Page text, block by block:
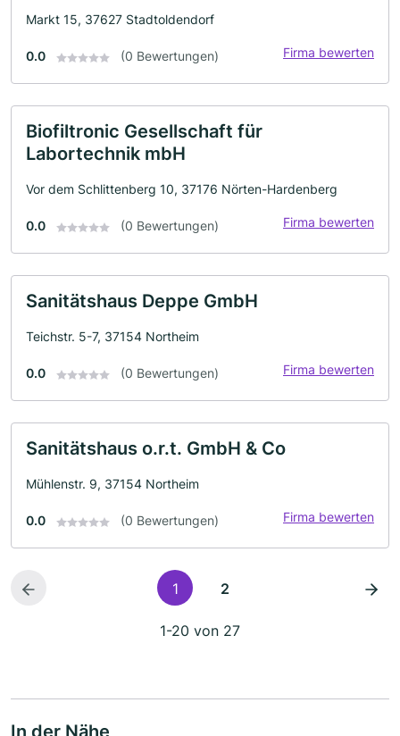
Markt 15, 37627 Stadtoldendorf
0.0 (0 Bewertungen) Firma bewerten
Biofiltronic Gesellschaft für
Labortechnik mbH
Vor dem Schlittenberg 10, 37176 Nörten-Hardenberg
0.0 (0 Bewertungen) Firma bewerten
Sanitätshaus Deppe GmbH
Teichstr. 5-7, 37154 Northeim
0.0 (0 Bewertungen) Firma bewerten
Sanitätshaus o.r.t. GmbH & Co
Mühlenstr. 9, 37154 Northeim
0.0 (0 Bewertungen) Firma bewerten
1 2
1-20 von 27
In der Nähe